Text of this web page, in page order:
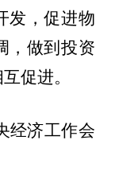
发，促进物
，做到投资
促进。
经济工作会